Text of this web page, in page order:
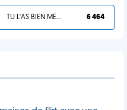
TU L'AS BIEN MÉRITÉ 6 464